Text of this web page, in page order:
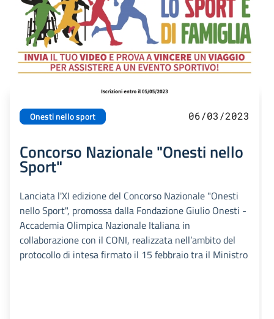
Onesti nello sport 06/03/2023
Concorso Nazionale "Onesti nello
Sport"
Lanciata l'XI edizione del Concorso Nazionale "Onesti
nello Sport", promossa dalla Fondazione Giulio Onesti -
Accademia Olimpica Nazionale Italiana in
collaborazione con il CONI, realizzata nell’ambito del
protocollo di intesa firmato il 15 febbraio tra il Ministro